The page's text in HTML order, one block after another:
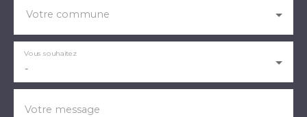
Votre commune
-
Vous souhaitez
Votre message